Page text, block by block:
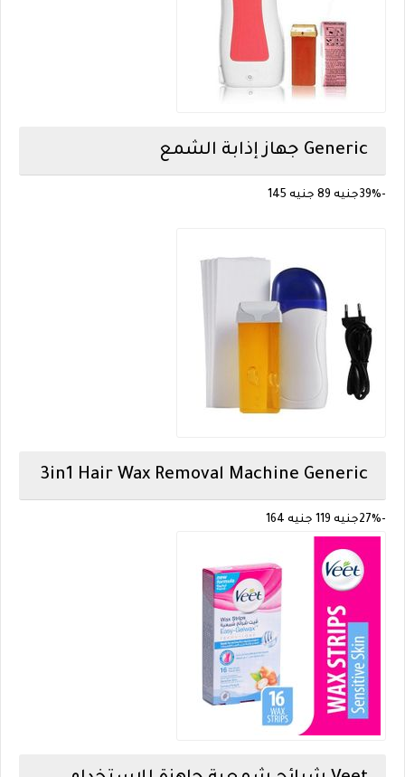
Generic جهاز إذابة الشمع
-39% جنيه 89 جنيه 145
Generic
3in1 Hair Wax Removal Machine
-27% جنيه 119 جنيه 164